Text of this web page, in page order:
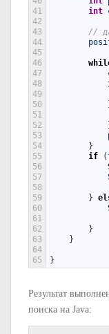
41
42
43
44
45
46
47
48
49
50
51
52
53
54
55
56
57
58
59
60
61
62
63
64
65
int
//
}
if
(
}
}
}
}
Результат
поиска на Java: